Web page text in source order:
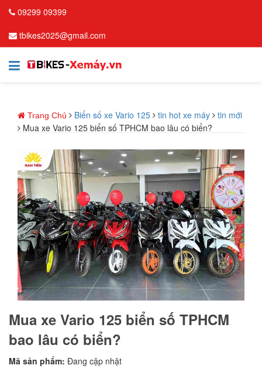
09299 09399
tbikes2025@gmail.com
Trang Chủ Biển số xe Vario 125 tin hot xe máy
tin mới
Mua xe Vario 125 biển số TPHCM bao lâu có biển?
Mua xe Vario 125 biển số TPHCM
bao lâu có biển?
Mã sản phẩm: Đang cập nhật